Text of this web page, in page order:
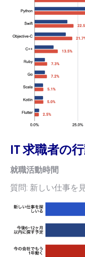
IT 求職者の
就職活動時間
質問: 新しい仕事を